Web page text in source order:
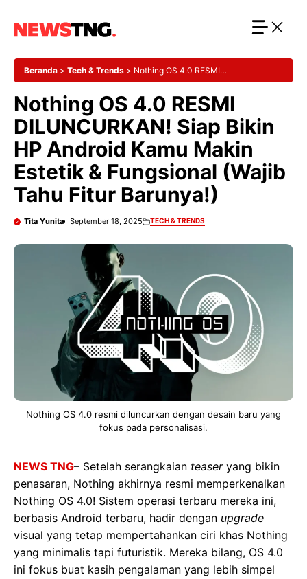
Beranda > Tech & Trends > Nothing OS 4.0 RESMI
Fungsional (Wajib Tahu Fitur Barunya!)
Nothing OS 4.0 RESMI
DILUNCURKAN! Siap Bikin
HP Android Kamu Makin
Estetik & Fungsional (Wajib
Tahu Fitur Barunya!)
Tita Yunita September 18, 2025 TECH & TRENDS
Nothing OS 4.0 resmi diluncurkan dengan desain baru yang
fokus pada personalisasi.
NEWS TNG– Setelah serangkaian teaseryang bikin
penasaran, Nothing akhirnya resmi memperkenalkan
Nothing OS 4.0! Sistem operasi terbaru mereka ini,
berbasis Android terbaru, hadir dengan upgrade
visual yang tetap mempertahankan ciri khas Nothing
yang minimalis tapi futuristik. Mereka bilang, OS 4.0
ini fokus buat kasih pengalaman yang lebih simpel